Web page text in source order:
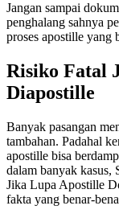
Jangan sampai
penghalang sahnya
proses apostille yang
Risiko Fatal
Diapostille
Banyak pasangan
tambahan. Padahal
apostille bisa
dalam banyak kasus,
Jika Lupa Apostille
fakta yang benar-